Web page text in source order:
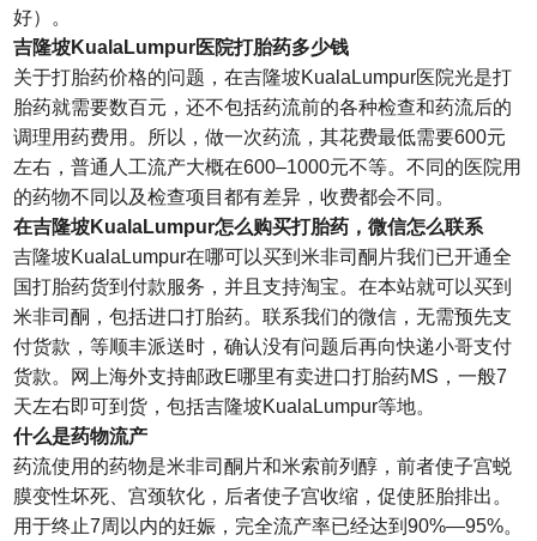
好）。
吉隆坡KualaLumpur医院打胎药多少钱
关于打胎药价格的问题，在吉隆坡KualaLumpur医院光是打
胎药就需要数百元，还不包括药流前的各种检查和药流后的
调理用药费用。所以，做一次药流，其花费最低需要600元
左右，普通人工流产大概在600–1000元不等。不同的医院用
的药物不同以及检查项目都有差异，收费都会不同。
在吉隆坡KualaLumpur怎么购买打胎药，微信怎么联系
吉隆坡KualaLumpur在哪可以买到米非司酮片我们已开通全
国打胎药货到付款服务，并且支持淘宝。在本站就可以买到
米非司酮，包括进口打胎药。联系我们的微信，无需预先支
付货款，等顺丰派送时，确认没有问题后再向快递小哥支付
货款。网上海外支持邮政E哪里有卖进口打胎药MS，一般7
天左右即可到货，包括吉隆坡KualaLumpur等地。
什么是药物流产
药流使用的药物是米非司酮片和米索前列醇，前者使子宫蜕
膜变性坏死、宫颈软化，后者使子宫收缩，促使胚胎排出。
用于终止7周以内的妊娠，完全流产率已经达到90%—95%。